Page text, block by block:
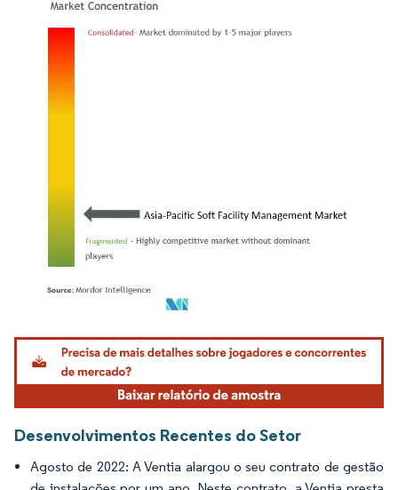
Imagem © Mordor Intelligence. O reuso requer atribuição conforme CC BY 4.0.
Desenvolvimentos Recentes do Setor
Agosto de 2022: A Ventia alargou o seu contrato de gestão